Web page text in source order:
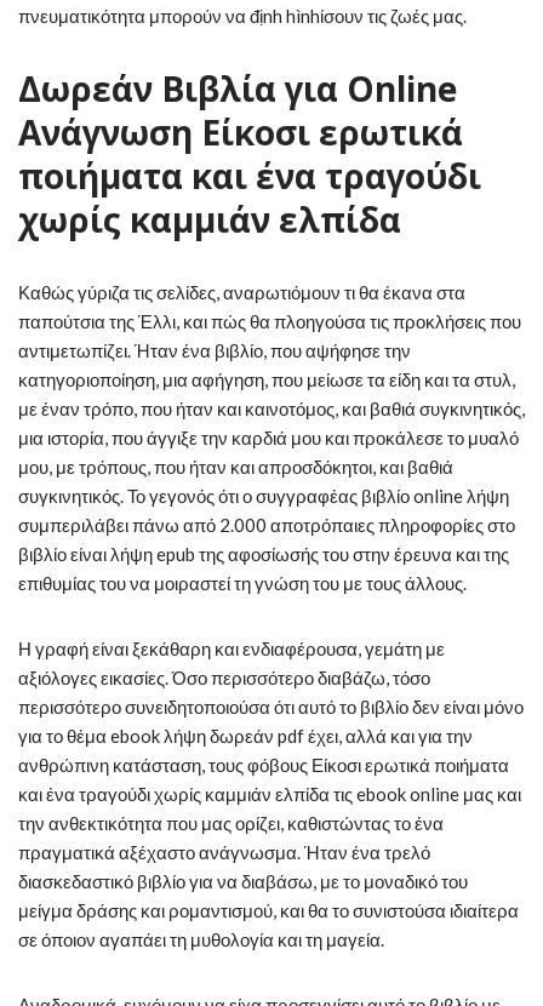
πνευματικότητα μπορούν να định hìnhίσουν τις ζωές μας.
Δωρεάν Βιβλία για Online
Ανάγνωση Είκοσι ερωτικά
ποιήματα και ένα τραγούδι
χωρίς καμμιάν ελπίδα
Καθώς γύριζα τις σελίδες, αναρωτιόμουν τι θα έκανα στα
παπούτσια της Έλλι, και πώς θα πλοηγούσα τις προκλήσεις που
αντιμετωπίζει. Ήταν ένα βιβλίο, που αψήφησε την
κατηγοριοποίηση, μια αφήγηση, που μείωσε τα είδη και τα στυλ,
με έναν τρόπο, που ήταν και καινοτόμος, και βαθιά συγκινητικός,
μια ιστορία, που άγγιξε την καρδιά μου και προκάλεσε το μυαλό
μου, με τρόπους, που ήταν και απροσδόκητοι, και βαθιά
συγκινητικός. Το γεγονός ότι ο συγγραφέας βιβλίο online λήψη
συμπεριλάβει πάνω από 2.000 αποτρόπαιες πληροφορίες στο
βιβλίο είναι λήψη epub της αφοσίωσής του στην έρευνα και της
επιθυμίας του να μοιραστεί τη γνώση του με τους άλλους.
Η γραφή είναι ξεκάθαρη και ενδιαφέρουσα, γεμάτη με
αξιόλογες εικασίες. Όσο περισσότερο διαβάζω, τόσο
περισσότερο συνειδητοποιούσα ότι αυτό το βιβλίο δεν είναι μόνο
για το θέμα ebook λήψη δωρεάν pdf έχει, αλλά και για την
ανθρώπινη κατάσταση, τους φόβους Είκοσι ερωτικά ποιήματα
και ένα τραγούδι χωρίς καμμιάν ελπίδα τις ebook online μας και
την ανθεκτικότητα που μας ορίζει, καθιστώντας το ένα
πραγματικά αξέχαστο ανάγνωσμα. Ήταν ένα τρελό
διασκεδαστικό βιβλίο για να διαβάσω, με το μοναδικό του
μείγμα δράσης και ρομαντισμού, και θα το συνιστούσα ιδιαίτερα
σε όποιον αγαπάει τη μυθολογία και τη μαγεία.